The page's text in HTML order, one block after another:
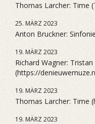
Thomas Larcher: Time
25. MÄRZ 2023
Anton Bruckner:
19. MÄRZ 2023
Richard Wagner:
(https://
19. MÄRZ 2023
Thomas Larcher: Time
19. MÄRZ 2023